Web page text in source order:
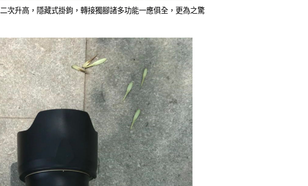
次升高，隱藏式掛鉤，轉接獨腳諸多功能一應俱全，更為之驚